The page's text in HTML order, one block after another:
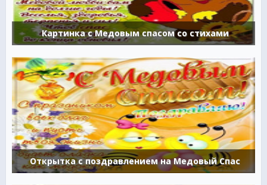
Картинка с Медовым спасом со стихами
Открытка с поздравлением на Медовый Спас